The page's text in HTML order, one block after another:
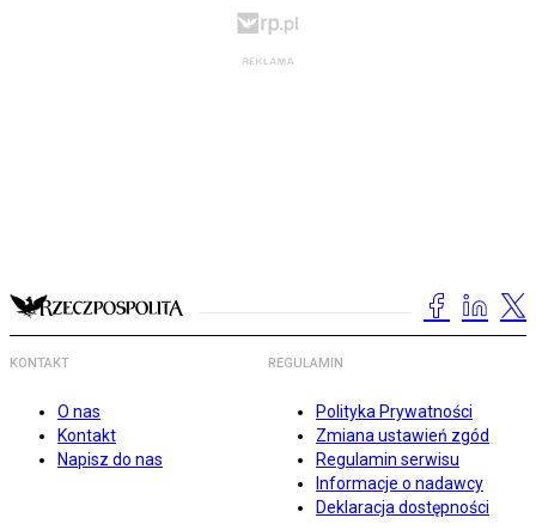
KONTAKT
O nas
Kontakt
Napisz do nas
REGULAMIN
Polityka Prywatności
Zmiana ustawień zgód
Regulamin serwisu
Informacje o nadawcy
Deklaracja dostępności